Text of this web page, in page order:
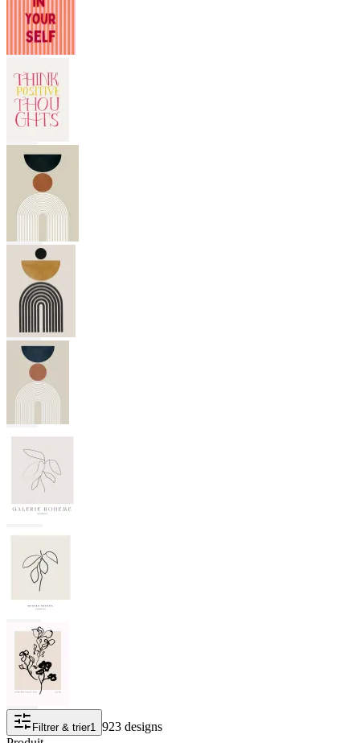
Filtrer & trier1 923 designs